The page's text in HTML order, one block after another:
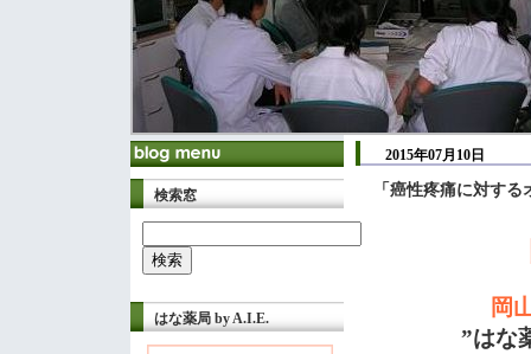
検索窓
はな薬局 by A.I.E.
2015年07月10日
「癌性疼痛に対す
岡
”はな